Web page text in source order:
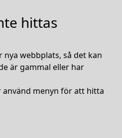
hittas
nya webbplats, så det kan
är gammal eller har
använd menyn för att hitta